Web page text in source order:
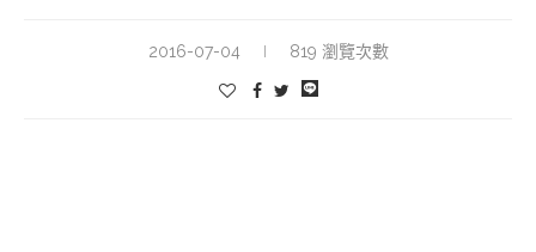
2016-07-04 819 瀏覽次數